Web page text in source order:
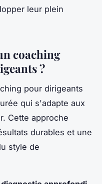
leur plein
coaching
?
pour dirigeants
qui s'adapte aux
Cette approche
durables et une
style de